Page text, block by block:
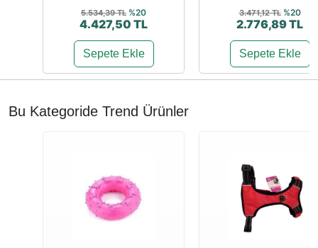
5.534,39 TL %20
4.427,50 TL
Sepete Ekle
3.471,12 TL %20
2.776,89 TL
Sepete Ekle
Bu Kategoride Trend Ürünler